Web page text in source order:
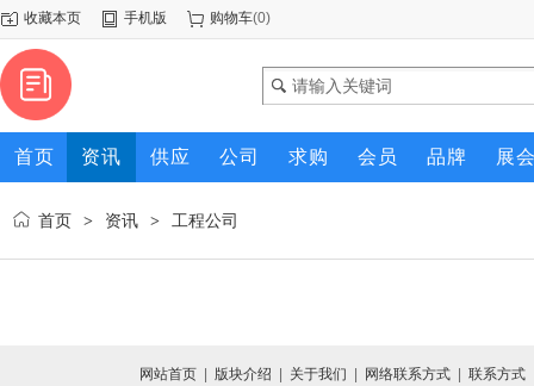
收藏本页 手机版 购物车(0)
首页 资讯 供应 公司 求购 会员 品牌 展
首页 > 资讯 > 工程公司
网站首页| 版块介绍 关于我们 网络联系方式| 联系方式